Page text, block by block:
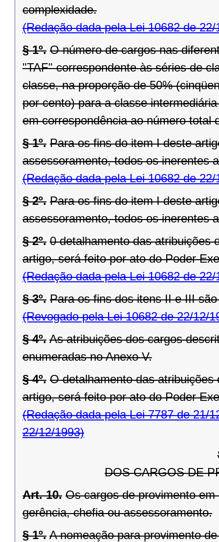
complexidade.
(Redação dada pela Lei 10682 de 22/
§ 1º. O número de cargos nas
"TAF" correspondente às séries de
classe, na proporção de 50%
por cento) para a classe
em correspondência ao número total
§ 1º. Para os fins do item I deste
assessoramento, todos os inerentes
(Redação dada pela Lei 10682 de 22/
§ 2º. Para os fins do item I deste
assessoramento, todos os inerentes
§ 2º. 0 detalhamento das atribuições
artigo, será feito por ato do Poder
(Redação dada pela Lei 10682 de 22/
§ 3º. Para os fins dos itens II e III
(Revogado pela Lei 10682 de 22/12/
§ 4º. As atribuições dos cargos
enumeradas no Anexo V.
§ 4º. O detalhamento das
artigo, será feito por ato do Poder
(Redação dada pela Lei 7787 de 21/
22/12/1993)
DOS CARGOS DE
Art. 10. Os cargos de provimento
gerência, chefia ou assessoramento.
§ 1º. A nomeação para provimento